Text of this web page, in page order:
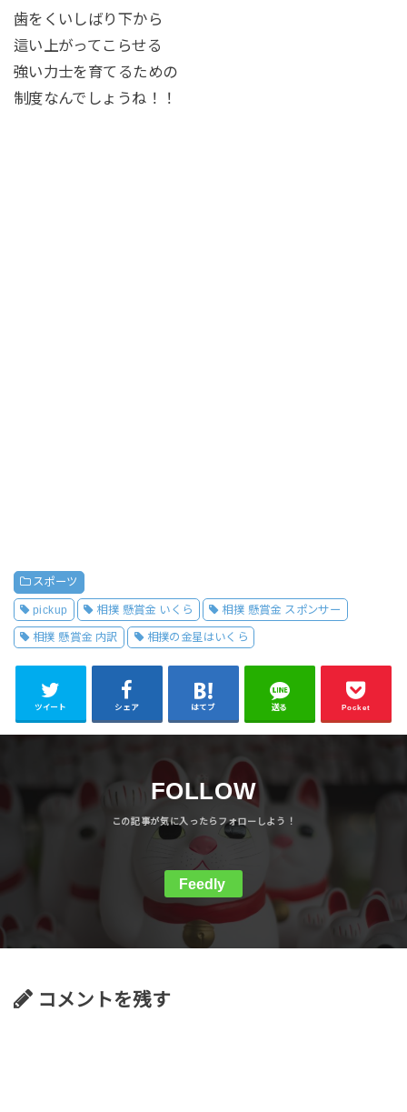
歯をくいしばり下から
這い上がってこらせる
強い力士を育てるための
制度なんでしょうね！！
スポーツ
pickup 相撲 懸賞金 いくら 相撲 懸賞金 スポンサー
相撲 懸賞金 内訳 相撲の金星はいくら
ツイート シェア はてブ 送る Pocket
FOLLOW
Feedly
コメントを残す